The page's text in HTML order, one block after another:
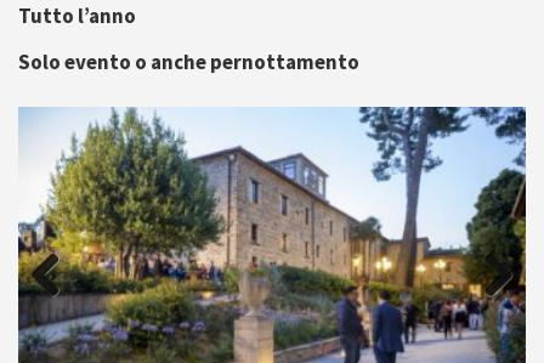
Tutto l’anno
Solo evento o anche pernottamento
Previous Next